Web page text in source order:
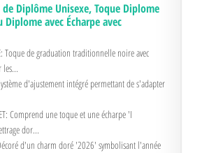
de Diplôme Unisexe, Toque Diplome
Diplome avec Écharpe avec
Toque de graduation traditionnelle noire avec
d'ajustement intégré permettant de s'adapter
Comprend une toque et une écharpe 'I
dor...
d'un charm doré '2026' symbolisant l'année